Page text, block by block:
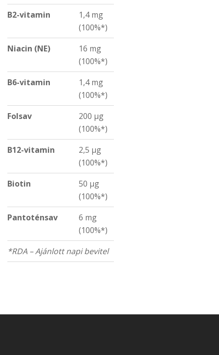
B2-vitamin
1,4 mg
(100%*)
Niacin (NE)
16 mg
(100%*)
B6-vitamin
1,4 mg
(100%*)
Folsav
200 µg
(100%*)
B12-vitamin
2,5 µg
(100%*)
Biotin
50 µg
(100%*)
Pantoténsav
6 mg
(100%*)
*RDA – Ajánlott napi bevitel